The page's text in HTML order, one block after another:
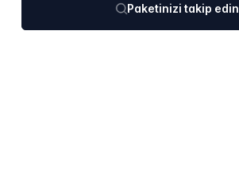
Paketinizi takip edin